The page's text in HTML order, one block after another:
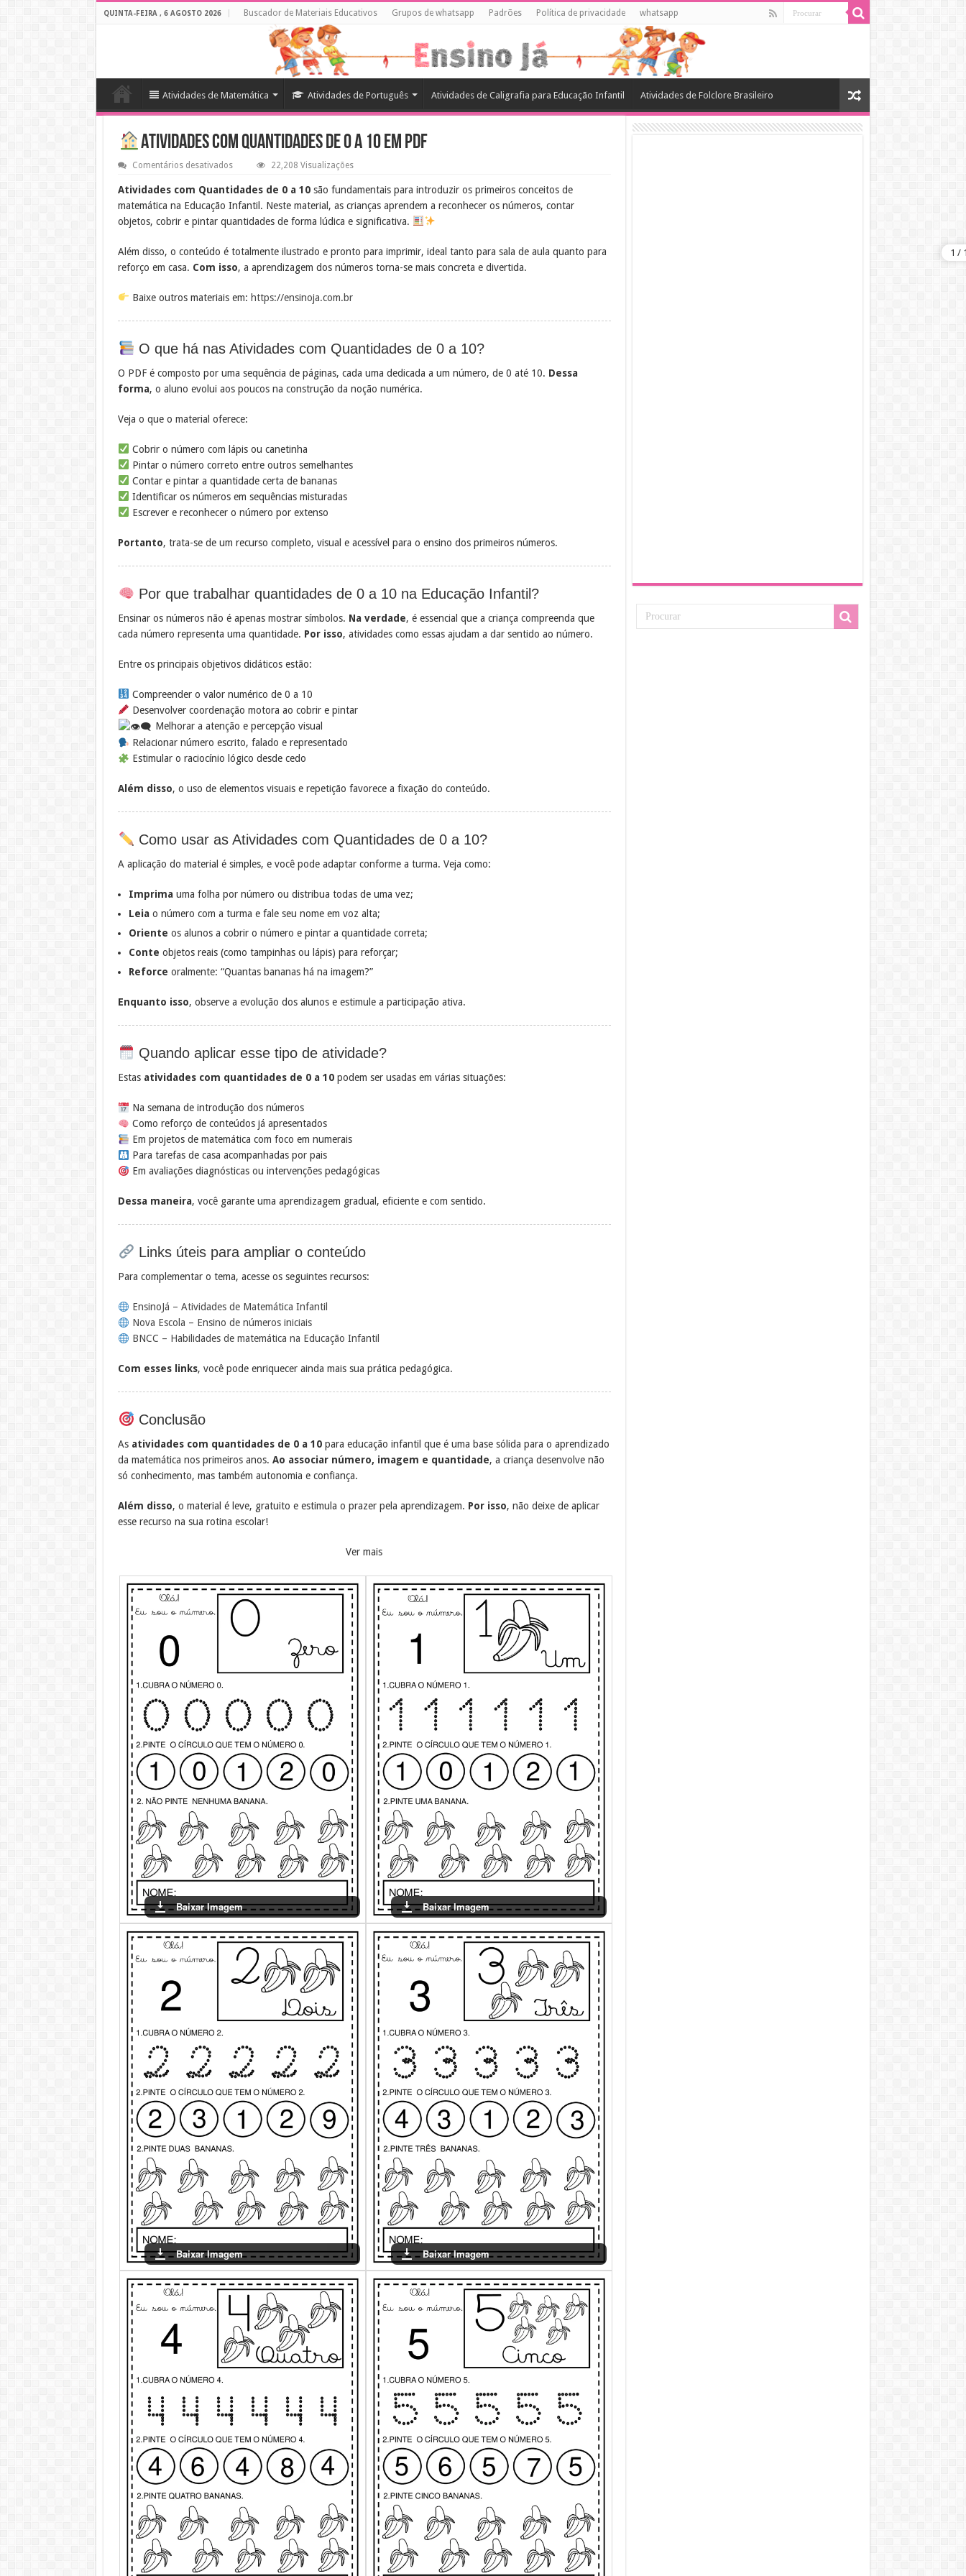
QUINTA-FEIRA , 6 AGOSTO 2026 Buscador de Materiais Educativos Grupos de whatsapp Padrões Política de privacidade whatsapp
Atividades de Matemática Atividades de Português Atividades de Caligrafia para Educação Infantil Atividades de Folclore Brasileiro
Atividades com Quantidades de 0 a 10 em PDF
Comentários desativadosem
com
Quantidades
de
a
PDF
22,208 Visualizações
Atividades com Quantidades de 0 a 10 são fundamentais para introduzir os primeiros conceitos de
matemática na Educação Infantil. Neste material, as crianças aprendem a reconhecer os números, contar
objetos, cobrir e pintar quantidades de forma lúdica e significativa.
Além disso, o conteúdo é totalmente ilustrado e pronto para imprimir, ideal tanto para sala de aula quanto para
reforço em casa. Com isso, a aprendizagem dos números torna-se mais concreta e divertida.
Baixe outros materiais em: https://ensinoja.com.br
O que há nas Atividades com Quantidades de 0 a 10?
O PDF é composto por uma sequência de páginas, cada uma dedicada a um número, de 0 até 10. Dessa
forma, o aluno evolui aos poucos na construção da noção numérica.
Veja o que o material oferece:
Cobrir o número com lápis ou canetinha
Pintar o número correto entre outros semelhantes
Contar e pintar a quantidade certa de bananas
Identificar os números em sequências misturadas
Escrever e reconhecer o número por extenso
Portanto, trata-se de um recurso completo, visual e acessível para o ensino dos primeiros números.
Por que trabalhar quantidades de 0 a 10 na Educação Infantil?
Ensinar os números não é apenas mostrar símbolos. Na verdade, é essencial que a criança compreenda que
cada número representa uma quantidade. Por isso, atividades como essas ajudam a dar sentido ao número.
Entre os principais objetivos didáticos estão:
Compreender o valor numérico de 0 a 10
Desenvolver coordenação motora ao cobrir e pintar
Melhorar a atenção e percepção visual
Relacionar número escrito, falado e representado
Estimular o raciocínio lógico desde cedo
Além disso, o uso de elementos visuais e repetição favorece a fixação do conteúdo.
Como usar as Atividades com Quantidades de 0 a 10?
A aplicação do material é simples, e você pode adaptar conforme a turma. Veja como:
Imprima uma folha por número ou distribua todas de uma vez;
Leia o número com a turma e fale seu nome em voz alta;
Oriente os alunos a cobrir o número e pintar a quantidade correta;
Conte objetos reais (como tampinhas ou lápis) para reforçar;
Reforce oralmente: “Quantas bananas há na imagem?”
Enquanto isso, observe a evolução dos alunos e estimule a participação ativa.
Quando aplicar esse tipo de atividade?
Estas atividades com quantidades de 0 a 10 podem ser usadas em várias situações:
Na semana de introdução dos números
Como reforço de conteúdos já apresentados
Em projetos de matemática com foco em numerais
Para tarefas de casa acompanhadas por pais
Em avaliações diagnósticas ou intervenções pedagógicas
Dessa maneira, você garante uma aprendizagem gradual, eficiente e com sentido.
Links úteis para ampliar o conteúdo
Para complementar o tema, acesse os seguintes recursos:
EnsinoJá – Atividades de Matemática Infantil
Nova Escola – Ensino de números iniciais
BNCC – Habilidades de matemática na Educação Infantil
Com esses links, você pode enriquecer ainda mais sua prática pedagógica.
Conclusão
As atividades com quantidades de 0 a 10 para educação infantil que é uma base sólida para o aprendizado
da matemática nos primeiros anos.Ao associar número, imagem e quantidade, a criança desenvolve não
só conhecimento, mas também autonomia e confiança.
Além disso, o material é leve, gratuito e estimula o prazer pela aprendizagem. Por isso, não deixe de aplicar
esse recurso na sua rotina escolar!
Ver mais
Baixar Imagem Baixar Imagem
Baixar Imagem Baixar Imagem